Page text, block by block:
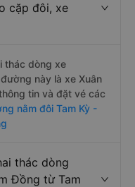
cặp đôi, xe
thác dòng xe
này là xe Xuân
tin và đặt vé các
nằm đôi Tam Kỳ -
thác dòng
Đồng từ Tam